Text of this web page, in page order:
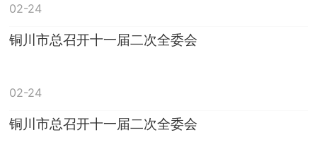
02-24
铜川市总召开十一届二次全委会
02-24
铜川市总召开十一届二次全委会